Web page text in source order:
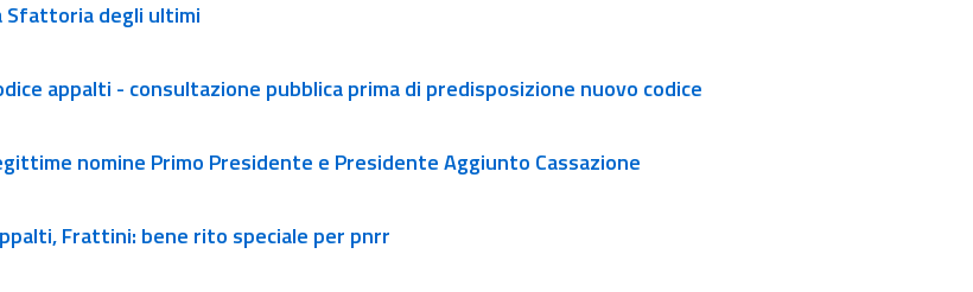
Sfattoria degli ultimi
appalti - consultazione pubblica prima di predisposizione nuovo codice
nomine Primo Presidente e Presidente Aggiunto Cassazione
Frattini: bene rito speciale per pnrr